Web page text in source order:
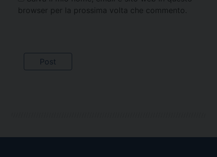
browser per la prossima volta che commento.